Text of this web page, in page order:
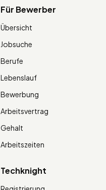
Für Bewerber
Übersicht
Jobsuche
Berufe
Lebenslauf
Bewerbung
Arbeitsvertrag
Gehalt
Arbeitszeiten
Techknight